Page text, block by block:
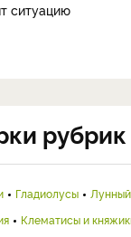
ситуацию
рубрик
Гладиолусы
Клематисы и